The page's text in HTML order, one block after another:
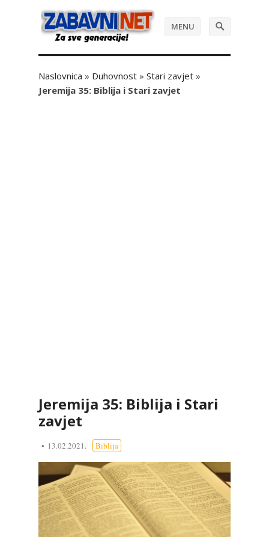
MENU
Naslovnica » Duhovnost » Stari zavjet »
Jeremija 35: Biblija i Stari zavjet
Jeremija 35: Biblija i Stari
zavjet
13.02.2021. Biblija